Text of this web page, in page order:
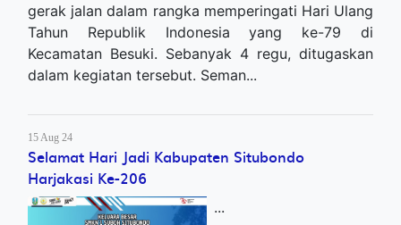
gerak jalan dalam rangka memperingati Hari Ulang
Tahun Republik Indonesia yang ke-79 di
Kecamatan Besuki. Sebanyak 4 regu, ditugaskan
dalam kegiatan tersebut. Seman...
15 Aug 24
Selamat Hari Jadi Kabupaten Situbondo
Harjakasi Ke-206
...